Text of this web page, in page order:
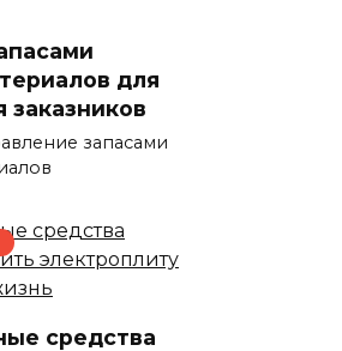
для
заказников
запасами
средства